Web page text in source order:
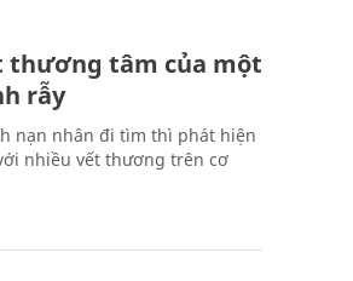
thương tâm của một
rẫy
nạn nhân đi tìm thì phát hiện
nhiều vết thương trên cơ